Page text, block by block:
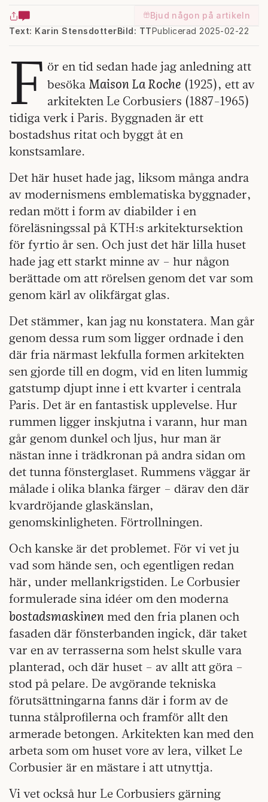
Bjud någon på artikeln
Text: Karin Stensdotter
Publicerad 2025-02-22
Bild: TT
F ör en tid sedan hade jag anledning att
besöka Maison La Roche (1925), ett av
arkitekten Le Corbusiers (1887-1965)
tidiga verk i Paris. Byggnaden är ett
bostadshus ritat och byggt åt en
konstsamlare.
Det här huset hade jag, liksom många andra
av modernismens emblematiska byggnader,
redan mött i form av diabilder i en
föreläsningssal på KTH:s arkitektursektion
för fyrtio år sen. Och just det här lilla huset
hade jag ett starkt minne av – hur någon
berättade om att rörelsen genom det var som
genom kärl av olikfärgat glas.
Det stämmer, kan jag nu konstatera. Man går
genom dessa rum som ligger ordnade i den
där fria närmast lekfulla formen arkitekten
sen gjorde till en dogm, vid en liten lummig
gatstump djupt inne i ett kvarter i centrala
Paris. Det är en fantastisk upplevelse. Hur
rummen ligger inskjutna i varann, hur man
går genom dunkel och ljus, hur man är
nästan inne i trädkronan på andra sidan om
det tunna fönsterglaset. Rummens väggar är
målade i olika blanka färger – därav den där
kvardröjande glaskänslan,
genomskinligheten. Förtrollningen.
Och kanske är det problemet. För vi vet ju
vad som hände sen, och egentligen redan
här, under mellankrigstiden. Le Corbusier
formulerade sina idéer om den moderna
bostadsmaskinen med den fria planen och
fasaden där fönsterbanden ingick, där taket
var en av terrasserna som helst skulle vara
planterad, och där huset – av allt att göra –
stod på pelare. De avgörande tekniska
förutsättningarna fanns där i form av de
tunna stålprofilerna och framför allt den
armerade betongen. Arkitekten kan med den
arbeta som om huset vore av lera, vilket Le
Corbusier är en mästare i att utnyttja.
Vi vet också hur Le Corbusiers gärning